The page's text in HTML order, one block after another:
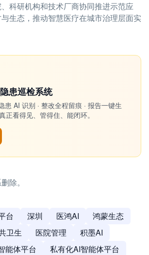
科研机构和技术厂商协同推进示范应
生态，推动智慧医疗在城市治理层面实
患巡检系统
患 AI 识别 · 整改全程留痕 · 报告一键生
正看得见、管得住、能闭环。
除。
台 深圳 医鸿AI
鸿蒙生态
卫生 医院管理
积墨AI
能体平台
私有化AI智能体平台